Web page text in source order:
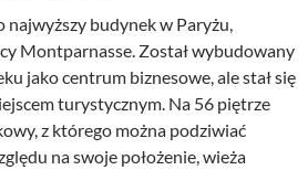
budynek w Paryżu,
Montparnasse. Został wybudowany
jako centrum biznesowe, ale stał się
turystycznym. Na 56 piętrze
z którego można podziwiać
na swoje położenie, wieża